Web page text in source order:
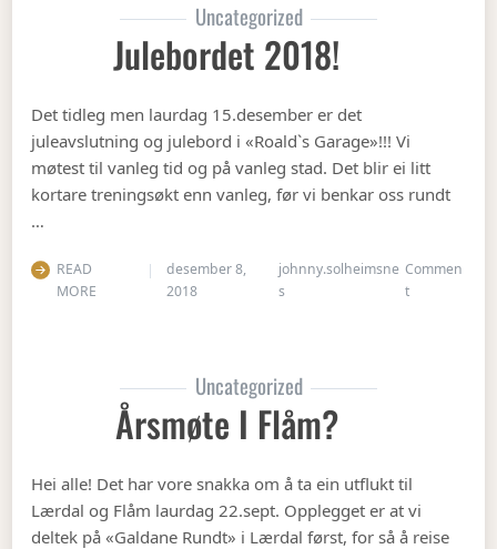
Uncategorized
Julebordet 2018!
Det tidleg men laurdag 15.desember er det
juleavslutning og julebord i «Roald`s Garage»!!! Vi
møtest til vanleg tid og på vanleg stad. Det blir ei litt
kortare treningsøkt enn vanleg, før vi benkar oss rundt
…
READ
MORE
desember 8,
2018
johnny.solheimsne
s
Commen
ton Julebordet
Uncategorized
Årsmøte I Flåm?
Hei alle! Det har vore snakka om å ta ein utflukt til
Lærdal og Flåm laurdag 22.sept. Opplegget er at vi
deltek på «Galdane Rundt» i Lærdal først, for så å reise